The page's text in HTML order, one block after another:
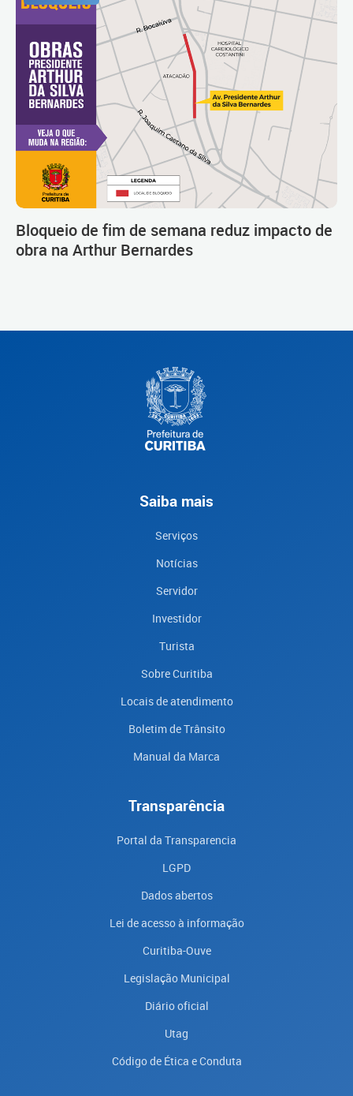
Bloqueio de fim de semana reduz impacto de
obra na Arthur Bernardes
Saiba mais
Serviços
Notícias
Servidor
Investidor
Turista
Sobre Curitiba
Locais de atendimento
Boletim de Trânsito
Manual da Marca
Transparência
Portal da Transparencia
LGPD
Dados abertos
Lei de acesso à informação
Curitiba-Ouve
Legislação Municipal
Diário oficial
Utag
Código de Ética e Conduta